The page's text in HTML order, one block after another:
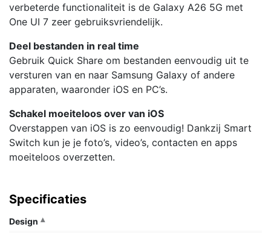
verbeterde functionaliteit is de Galaxy A26 5G met
One UI 7 zeer gebruiksvriendelijk.
Deel bestanden in real time
Gebruik Quick Share om bestanden eenvoudig uit te
versturen van en naar Samsung Galaxy of andere
apparaten, waaronder iOS en PC’s.
Schakel moeiteloos over van iOS
Overstappen van iOS is zo eenvoudig! Dankzij Smart
Switch kun je je foto’s, video’s, contacten en apps
moeiteloos overzetten.
Specificaties
Design